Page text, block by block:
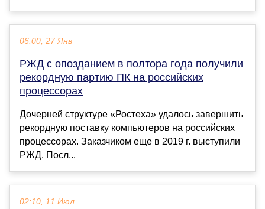
06:00, 27 Янв
РЖД с опозданием в полтора года получили
рекордную партию ПК на российских
процессорах
Дочерней структуре «Ростеха» удалось завершить
рекордную поставку компьютеров на российских
процессорах. Заказчиком еще в 2019 г. выступили
РЖД. Посл...
02:10, 11 Июл